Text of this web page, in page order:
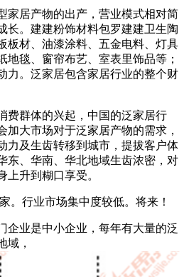
居产物的出产，营业模式相对简
长。建建粉饰材料包罗建建卫生陶
板材、油漆涂料、五金电料、灯具
地毯、窗帘布艺、室表里饰品等；
力。泛家居包含家居行业的整个财
群体的兴起，中国的泛家居行
加大市场对于泛家居产物的需求，
力及生齿转移到城市，提拔客户体
东、华南、华北地域生齿浓密，对
上升到糊口享受。
行业市场集中度较低。将来！
业是中小企业，每年有大量的泛
域，